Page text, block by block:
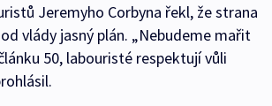
Jeremyho Corbyna řekl, že strana
vlády jasný plán. „Nebudeme mařit
50, labouristé respektují vůli